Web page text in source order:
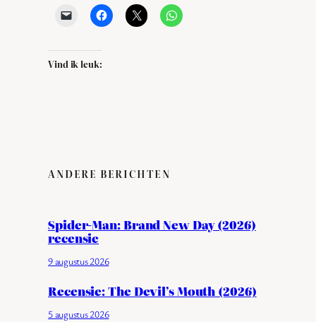
Vind ik leuk:
ANDERE BERICHTEN
Spider-Man: Brand New Day (2026)
recensie
9 augustus 2026
Recensie: The Devil’s Mouth (2026)
5 augustus 2026